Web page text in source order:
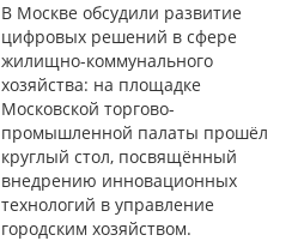
В Москве обсудили развитие
цифровых решений в сфере
жилищно-коммунального
хозяйства: на площадке
Московской торгово-
промышленной палаты прошёл
круглый стол, посвящённый
внедрению инновационных
технологий в управление
городским хозяйством.